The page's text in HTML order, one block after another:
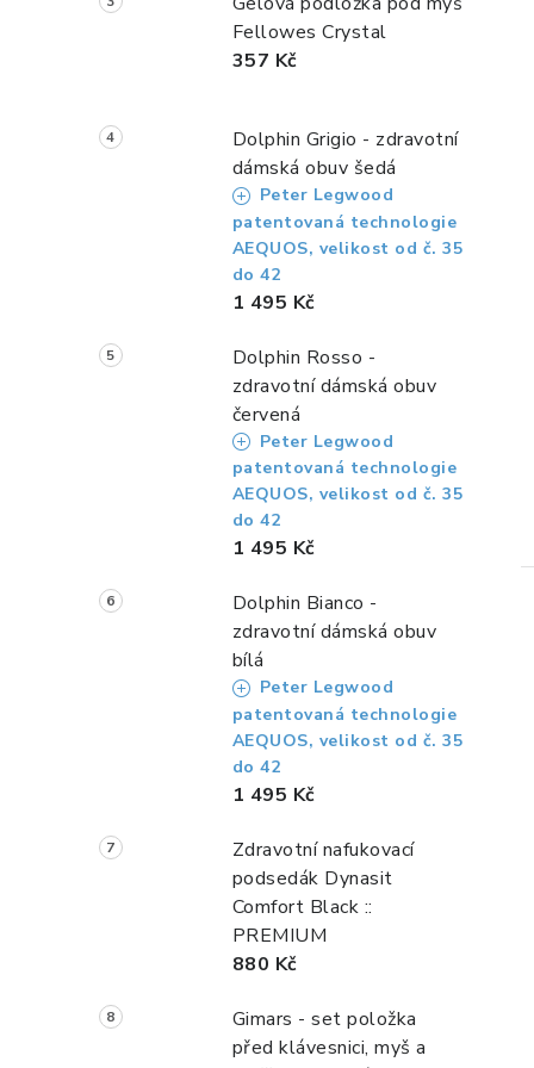
Fellowes Crystal
357 Kč
Dolphin Grigio - zdravotní
dámská obuv šedá
Peter Legwood
patentovaná technologie
AEQUOS, velikost od č. 35
do 42
1 495 Kč
Dolphin Rosso -
zdravotní dámská obuv
červená
Peter Legwood
patentovaná technologie
AEQUOS, velikost od č. 35
do 42
1 495 Kč
Dolphin Bianco -
zdravotní dámská obuv
bílá
Peter Legwood
patentovaná technologie
AEQUOS, velikost od č. 35
do 42
1 495 Kč
Zdravotní nafukovací
podsedák Dynasit
Comfort Black ::
PREMIUM
880 Kč
Gimars - set položka
před klávesnici, myš a